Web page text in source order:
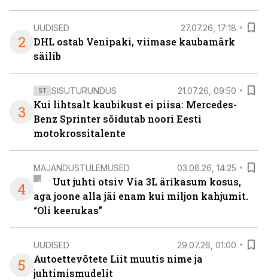
2
UUDISED 27.07.26, 17:18
DHL ostab Venipaki, viimase kaubamärk
säilib
3
ST SISUTURUNDUS 21.07.26, 09:50
Kui lihtsalt kaubikust ei piisa: Mercedes-
Benz Sprinter sõidutab noori Eesti
motokrossitalente
4
MAJANDUSTULEMUSED 03.08.26, 14:25
Uut juhti otsiv Via 3L ärikasum kosus,
aga joone alla jäi enam kui miljon kahjumit.
“Oli keerukas”
5
UUDISED 29.07.26, 01:00
Autoettevõtete Liit muutis nime ja
juhtimismudelit